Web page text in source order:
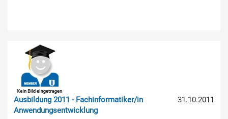
31.10.2011
Ausbildung 2011 - Fachinformatiker/in
Anwendungsentwicklung